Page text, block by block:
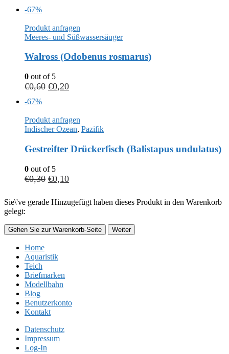
-67%
Produkt anfragen
Meeres- und Süßwassersäuger
Walross (Odobenus rosmarus)
0 out of 5
€0,60 €0,20
-67%
Produkt anfragen
Indischer Ozean, Pazifik
Gestreifter Drückerfisch (Balistapus undulatus)
0 out of 5
€0,30 €0,10
Sie\'ve gerade Hinzugefügt haben dieses Produkt in den Warenkorb
gelegt:
Gehen Sie zur Warenkorb-Seite Weiter
Home
Aquaristik
Teich
Briefmarken
Modellbahn
Blog
Benutzerkonto
Kontakt
Datenschutz
Impressum
Log-In